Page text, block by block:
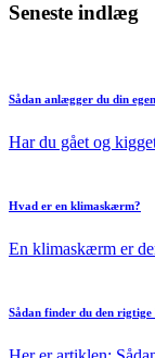
Seneste indlæg
Sådan anlægger du din
Har du gået og
Hvad er en klimaskærm?
En klimaskærm er
Sådan finder du den rigtige